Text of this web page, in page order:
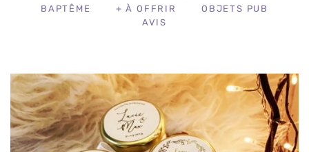
BAPTÊME
+ À OFFRIR
OBJETS PUB
AVIS